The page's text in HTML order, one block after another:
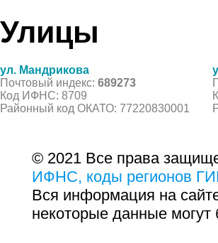
Улицы
ул. Мандрикова
Почтовый индекс: 689273
Код ИФНС: 8709
Районный код ОКАТО: 77220830001
© 2021 Все права
ИФНС, коды регионов
Вся информация на
некоторые данные могут